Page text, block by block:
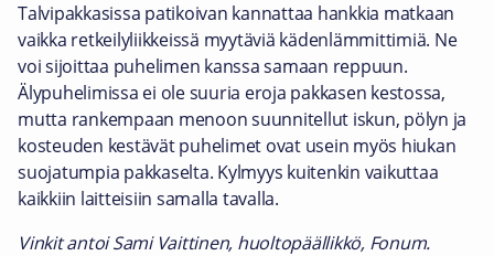
Talvipakkasissa patikoivan kannattaa hankkia matkaan
vaikka retkeilyliikkeissä myytäviä kädenlämmittimiä. Ne
voi sijoittaa puhelimen kanssa samaan reppuun.
Älypuhelimissa ei ole suuria eroja pakkasen kestossa,
mutta rankempaan menoon suunnitellut iskun, pölyn ja
kosteuden kestävät puhelimet ovat usein myös hiukan
suojatumpia pakkaselta. Kylmyys kuitenkin vaikuttaa
kaikkiin laitteisiin samalla tavalla.
Vinkit antoi Sami Vaittinen, huoltopäällikkö, Fonum.